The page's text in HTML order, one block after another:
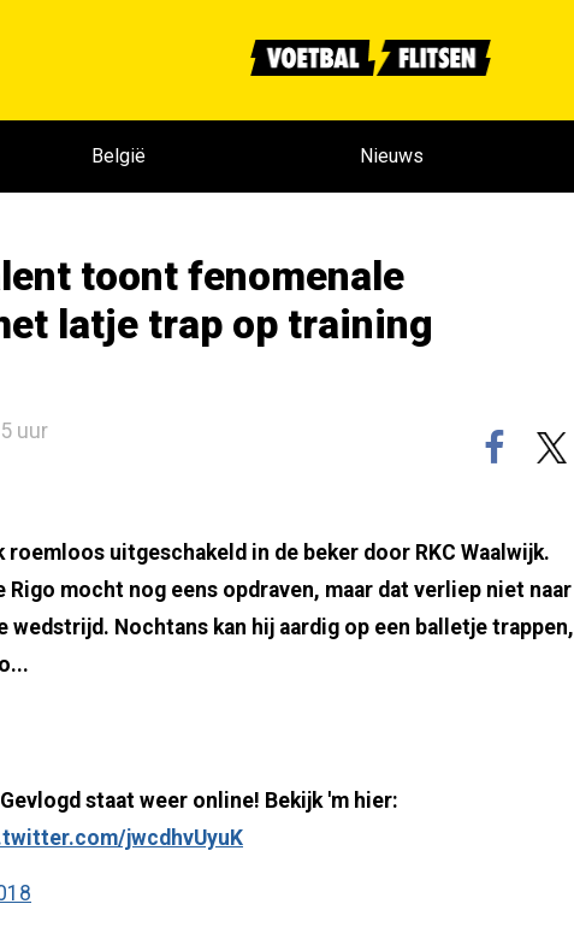
België Nieuws
toont fenomenale
latje trap op training
uur
roemloos uitgeschakeld in de beker door RKC Waalwijk.
mocht nog eens opdraven, maar dat verliep niet naar
wedstrijd. Nochtans kan hij aardig op een balletje trappen,
staat weer online! Bekijk 'm hier:
jwcdhvUyuK